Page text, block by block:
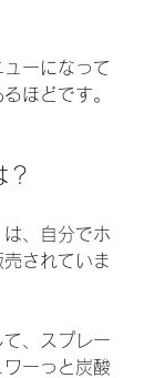
ーになって
ほどです。
？
、自分でホ
されていま
、スプレー
ーっと炭酸